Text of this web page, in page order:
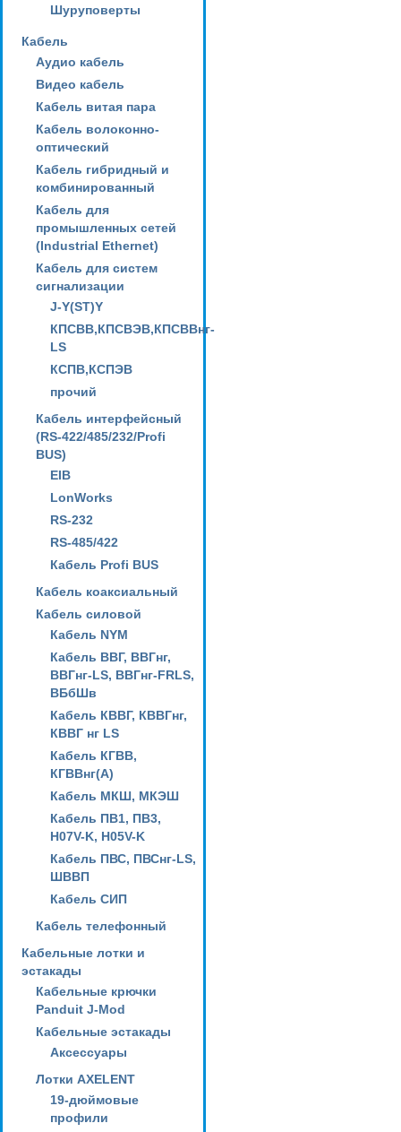
Шуруповерты
Кабель
Аудио кабель
Видео кабель
Кабель витая пара
Кабель волоконно-
оптический
Кабель гибридный и
комбинированный
Кабель для
промышленных сетей
(Industrial Ethernet)
Кабель для систем
сигнализации
J-Y(ST)Y
КПСВВ,КПСВЭВ,КПСВВнг-
LS
КСПВ,КСПЭВ
прочий
Кабель интерфейсный
(RS-422/485/232/Profi
BUS)
EIB
LonWorks
RS-232
RS-485/422
Кабель Profi BUS
Кабель коаксиальный
Кабель силовой
Кабель NYM
Кабель ВВГ, ВВГнг,
ВВГнг-LS, ВВГнг-FRLS,
ВБбШв
Кабель КВВГ, КВВГнг,
КВВГ нг LS
Кабель КГВВ,
КГВВнг(А)
Кабель МКШ, МКЭШ
Кабель ПВ1, ПВ3,
H07V-K, H05V-K
Кабель ПВС, ПВСнг-LS,
ШВВП
Кабель СИП
Кабель телефонный
Кабельные лотки и
эстакады
Кабельные крючки
Panduit J-Mod
Кабельные эстакады
Аксессуары
Лотки AXELENT
19-дюймовые
профили